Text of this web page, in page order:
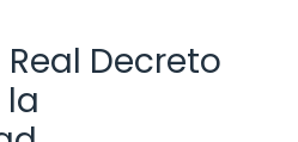
Decreto
la